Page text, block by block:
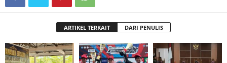
ARTIKEL TERKAIT DARI PENULIS